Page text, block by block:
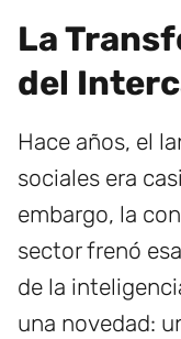
La
del
Hace años, el
sociales era
embargo, la
sector frenó
de la
una novedad: